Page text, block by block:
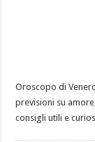
Oroscopo di
previsioni su
consigli utili e